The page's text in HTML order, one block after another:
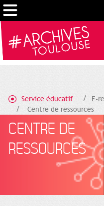
Service éducatif
E-
Centre de ressources
CENTRE DE
RESSOURCES
Cookies management panel